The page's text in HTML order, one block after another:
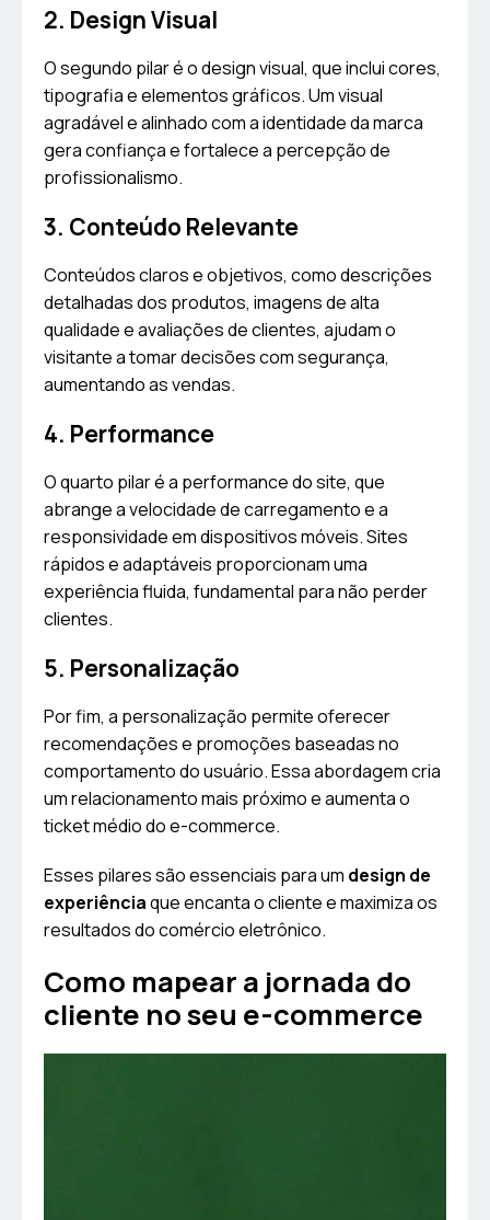
2. Design Visual
O segundo pilar é o design visual, que inclui cores,
tipografia e elementos gráficos. Um visual
agradável e alinhado com a identidade da marca
gera confiança e fortalece a percepção de
profissionalismo.
3. Conteúdo Relevante
Conteúdos claros e objetivos, como descrições
detalhadas dos produtos, imagens de alta
qualidade e avaliações de clientes, ajudam o
visitante a tomar decisões com segurança,
aumentando as vendas.
4. Performance
O quarto pilar é a performance do site, que
abrange a velocidade de carregamento e a
responsividade em dispositivos móveis. Sites
rápidos e adaptáveis proporcionam uma
experiência fluida, fundamental para não perder
clientes.
5. Personalização
Por fim, a personalização permite oferecer
recomendações e promoções baseadas no
comportamento do usuário. Essa abordagem cria
um relacionamento mais próximo e aumenta o
ticket médio do e-commerce.
Esses pilares são essenciais para um design de
experiênciaque encanta o cliente e maximiza os
resultados do comércio eletrônico.
Como mapear a jornada do
cliente no seu e-commerce